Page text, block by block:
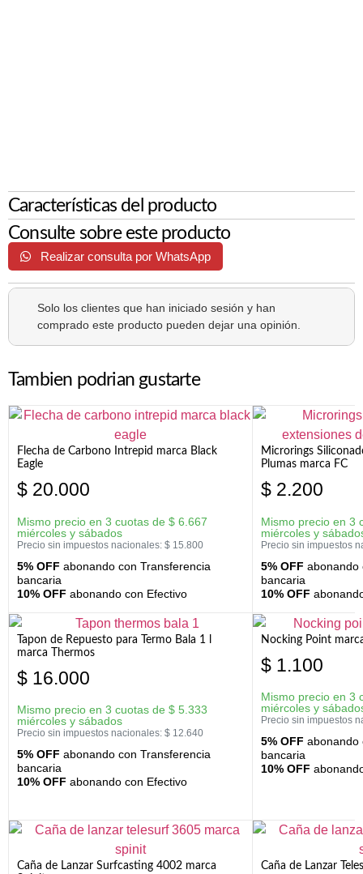
Características del producto
Consulte sobre este producto
Realizar consulta por WhatsApp
Solo los clientes que han iniciado sesión y han
comprado este producto pueden dejar una opinión.
Tambien podrian gustarte
Flecha de Carbono Intrepid marca Black
Eagle
$ 20.000
Mismo precio en 3 cuotas de $ 6.667
miércoles y sábados
Precio sin impuestos nacionales: $ 15.800
5% OFF abonando con Transferencia
bancaria
10% OFF abonando con Efectivo
Microrings
Plumas marca FC
$ 2.200
Mismo precio en 3
miércoles y
Precio sin impuestos
5% OFF abonando
bancaria
10% OFF
Tapon de Repuesto para Termo Bala 1 l
marca Thermos
$ 16.000
Mismo precio en 3 cuotas de $ 5.333
miércoles y sábados
Precio sin impuestos nacionales: $ 12.640
5% OFF abonando con Transferencia
bancaria
10% OFF abonando con Efectivo
Nocking Point
$ 1.100
Mismo precio en 3
miércoles y
Precio sin impuestos
5% OFF abonando
bancaria
10% OFF
Caña de Lanzar Surfcasting 4002 marca
Caña de Lanzar